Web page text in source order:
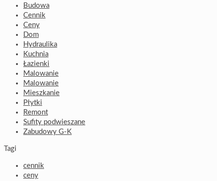
Budowa
Cennik
Ceny
Dom
Hydraulika
Kuchnia
Łazienki
Malowanie
Malowanie
Mieszkanie
Płytki
Remont
Sufity podwieszane
Zabudowy G-K
Tagi
cennik
ceny